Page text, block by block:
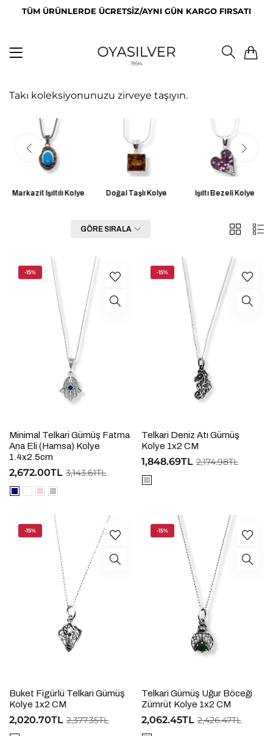
TÜM ÜRÜNLERDE ÜCRETSİZ/AYNI GÜN KARGO FIRSATI
Takı koleksiyonunuzu zirveye taşıyın.
Markazit Işıltılı Kolye Doğal Taşlı Kolye Işıltı Bezeli Kolye
GÖRE SIRALA
2
Liste
-15%
Minimal Telkari Gümüş Fatma
Ana Eli (Hamsa) Kolye
1.4x2.5cm
2,672.00TL 3,143.61TL
-15%
Telkari Deniz Atı Gümüş
Kolye 1x2 CM
1,848.69TL 2,174.98TL
-15%
Buket Figürlü Telkari Gümüş
Kolye 1x2 CM
2,020.70TL 2,377.35TL
-15%
Telkari Gümüş Uğur Böceği
Zümrüt Kolye 1x2 CM
2,062.45TL 2,426.47TL